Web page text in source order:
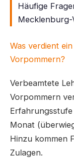
Häufige
Was verdient
Vorpommern?
Verbeamtete
Vorpommern
Monat
Hinzu kommen
Zulagen.